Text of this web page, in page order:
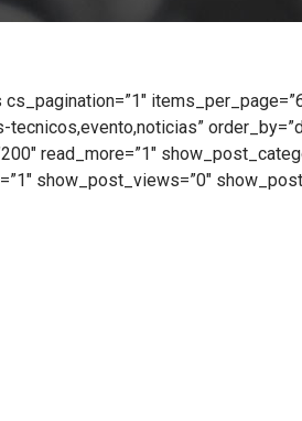
tecnicos,evento,noticias”
read_more=”1″
show_post_views=”0″